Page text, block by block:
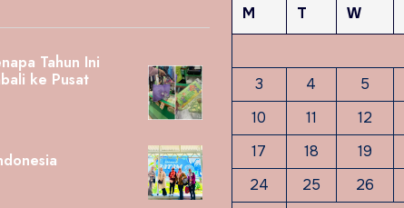
Tahun Ini
ke Pusat
M T W
3
4 5
10
11 12
17
18 19
24
25 26